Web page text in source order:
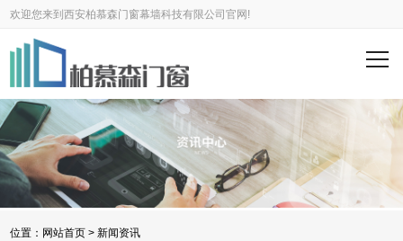
欢迎您来到西安柏慕森门窗幕墙科技有限公司官网!
位置： 网站首页 >新闻资讯